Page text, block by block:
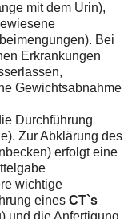
mit dem Urin),
Bei
Erkrankungen
Gewichtsabnahme
Durchführung
Zur Abklärung des
erfolgt eine
wichtige
eines CT`s
und die Anfertigung